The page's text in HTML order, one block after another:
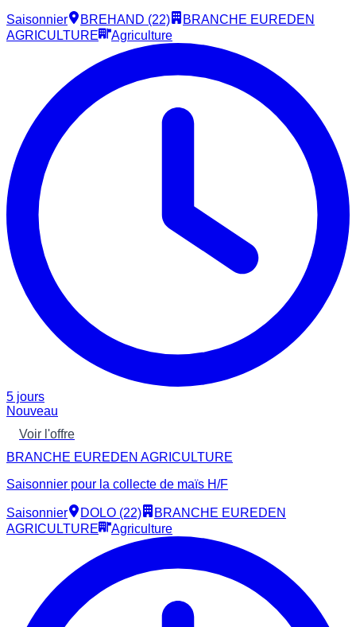
Saisonnier BREHAND (22)
BRANCHE EUREDEN
AGRICULTURE
Agriculture
5 jours
Nouveau
Voir l'offre
BRANCHE EUREDEN AGRICULTURE
Saisonnier pour la collecte de maïs H/F
Saisonnier DOLO (22)
BRANCHE EUREDEN
AGRICULTURE
Agriculture